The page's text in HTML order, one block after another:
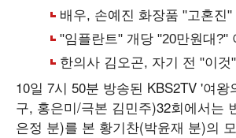
10일 7시 50분 방송된 KBS2TV '여왕
구, 홍은미/극본 김민주)32회에서는
은정 분)를 본 황기찬(박윤재 분)의